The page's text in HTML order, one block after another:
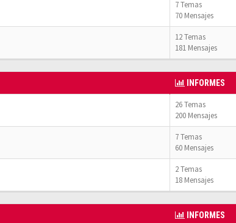
7 Temas
70 Mensajes
12 Temas
181 Mensajes
INFORMES
26 Temas
200 Mensajes
7 Temas
60 Mensajes
2 Temas
18 Mensajes
INFORMES